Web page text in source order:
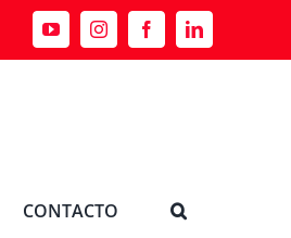
YouTubeInstagramFacebookLinkedIn
CONTACTO